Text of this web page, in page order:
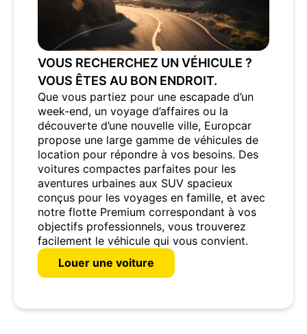
VOUS RECHERCHEZ UN VÉHICULE ?
VOUS ÊTES AU BON ENDROIT.
Que vous partiez pour une escapade d’un
week-end, un voyage d’affaires ou la
découverte d’une nouvelle ville, Europcar
propose une large gamme de véhicules de
location pour répondre à vos besoins. Des
voitures compactes parfaites pour les
aventures urbaines aux SUV spacieux
conçus pour les voyages en famille, et avec
notre flotte Premium correspondant à vos
objectifs professionnels, vous trouverez
facilement le véhicule qui vous convient.
Louer une voiture